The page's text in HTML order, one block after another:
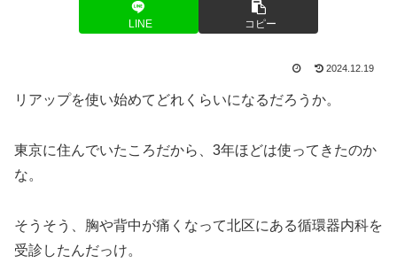
LINE コピー
2024.12.19
リアップを使い始めてどれくらいになるだろうか。
東京に住んでいたころだから、3年ほどは使ってきたのか
な。
そうそう、胸や背中が痛くなって北区にある循環器内科を
受診したんだっけ。